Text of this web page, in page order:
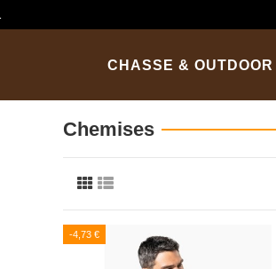
CHASSE & OUTDOOR
Chemises
-4,73 €